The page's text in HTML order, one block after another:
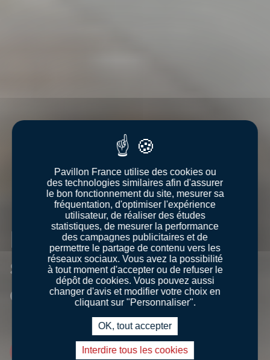
La mer française
s’invite en restauration
collective
Pavillon France utilise des cookies ou
des technologies similaires afin d'assurer
le bon fonctionnement du site, mesurer sa
fréquentation, d'optimiser l'expérience
utilisateur, de réaliser des études
statistiques, de mesurer la performance
des campagnes publicitaires et de
permettre le partage de contenu vers les
réseaux sociaux. Vous avez la possibilité
à tout moment d'accepter ou de refuser le
dépôt de cookies. Vous pouvez aussi
changer d'avis et modifier votre choix en
cliquant sur "Personnaliser".
OK, tout accepter
Interdire tous les cookies